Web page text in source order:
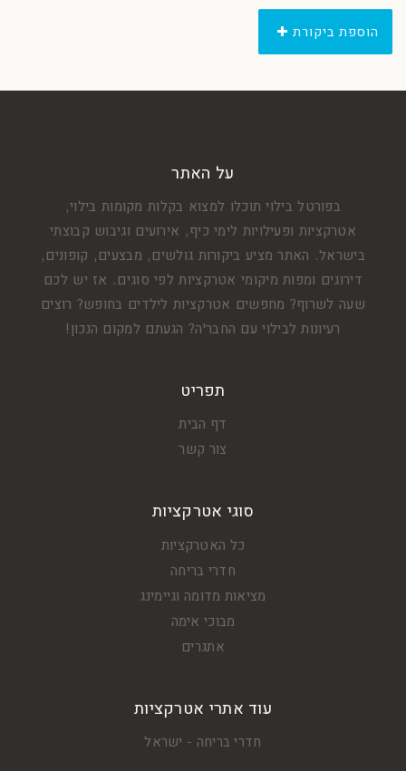
הוספת ביקורת
על האתר
בפורטל בילוי תוכלו למצוא בקלות מקומות בילוי,
אטרקציות ופעילויות לימי כיף, אירועים וגיבוש קבוצתי
בישראל. האתר מציע ביקורות גולשים, מבצעים, קופונים,
דירוגים ומפות מיקומי אטרקציות לפי סוגים. אז יש לכם
שעה לשרוף? מחפשים אטרקציות לילדים בחופש? רוצים
רעיונות לבילוי עם החבר'ה? הגעתם למקום הנכון!
תפריט
דף הבית
צור קשר
סוגי אטרקציות
כל האטרקציות
חדרי בריחה
מציאות מדומה וגיימינג
מבוכי אימה
אתגרים
עוד אתרי אטרקציות
חדרי בריחה - ישראל